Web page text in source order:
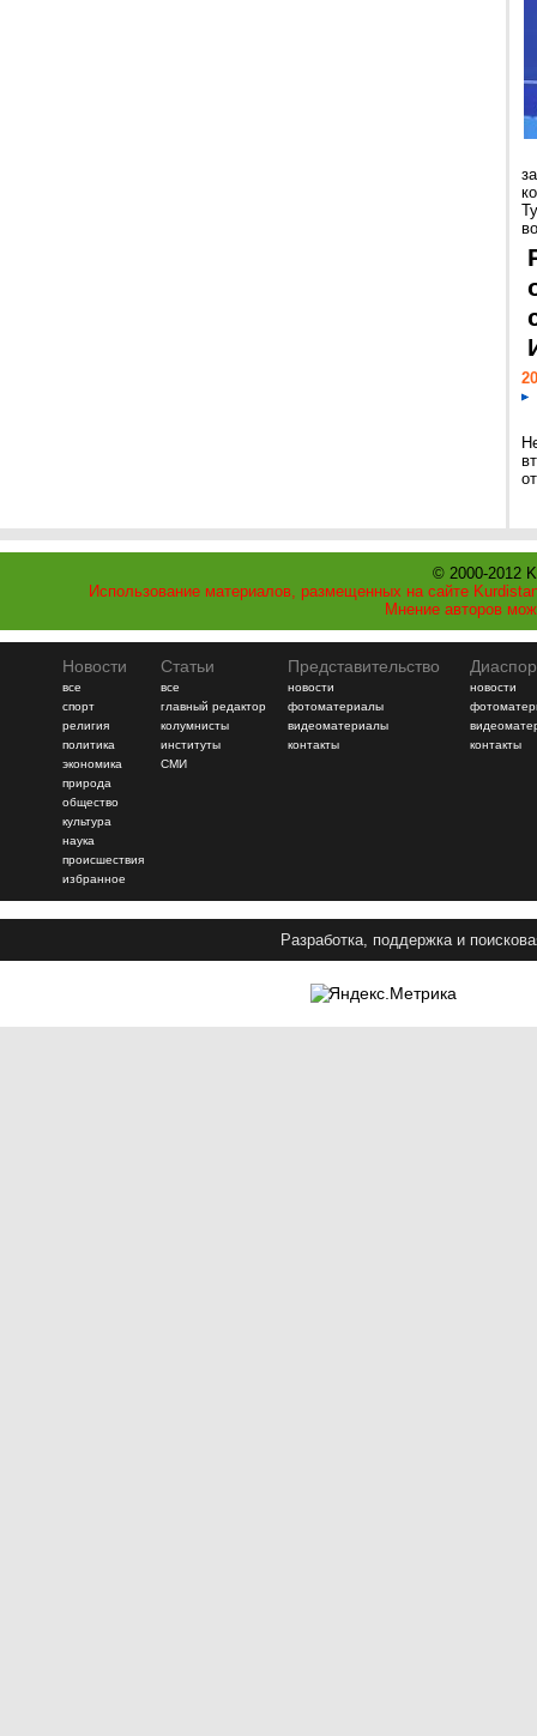
© 2000-2012
Использование материалов, размещенных на сайте
Мнение авторов
Новости
все
спорт
религия
политика
экономика
природа
общество
культура
наука
происшествия
избранное
Статьи
все
главный редактор
колумнисты
институты
СМИ
Представительство
новости
фотоматериалы
видеоматериалы
контакты
новости
контакты
Разработка, поддержка и